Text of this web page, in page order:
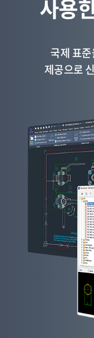
사용
국제 표
제공으로